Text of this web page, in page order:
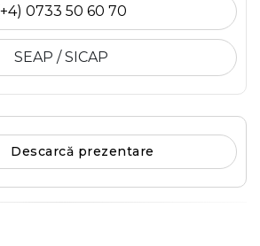
0733 50 60 70
SEAP / SICAP
Descarcă prezentare